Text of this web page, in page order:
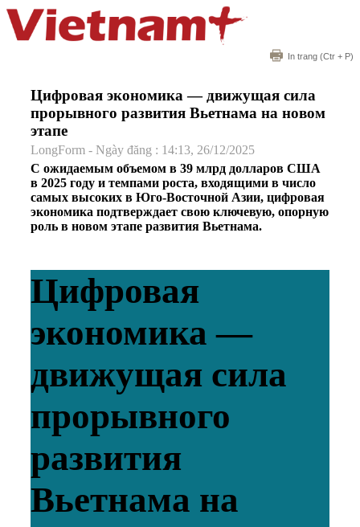
In trang (Ctr + P)
Цифровая экономика — движущая сила
прорывного развития Вьетнама на новом
этапе
LongForm - Ngày đăng : 14:13, 26/12/2025
С ожидаемым объемом в 39 млрд долларов США
в 2025 году и темпами роста, входящими в число
самых высоких в Юго-Восточной Азии, цифровая
экономика подтверждает свою ключевую, опорную
роль в новом этапе развития Вьетнама.
Цифровая
экономика —
движущая сила
прорывного
развития
Вьетнама на